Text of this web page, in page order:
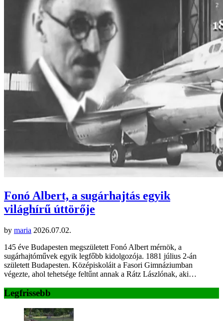
Fonó Albert, a sugárhajtás egyik
világhírű úttörője
by maria 2026.07.02.
145 éve Budapesten megszületett Fonó Albert mérnök, a
sugárhajtóművek egyik legfőbb kidolgozója. 1881 július 2-án
született Budapesten. Középiskoláit a Fasori Gimnáziumban
végezte, ahol tehetsége feltűnt annak a Rátz Lászlónak, aki…
Legfrissebb